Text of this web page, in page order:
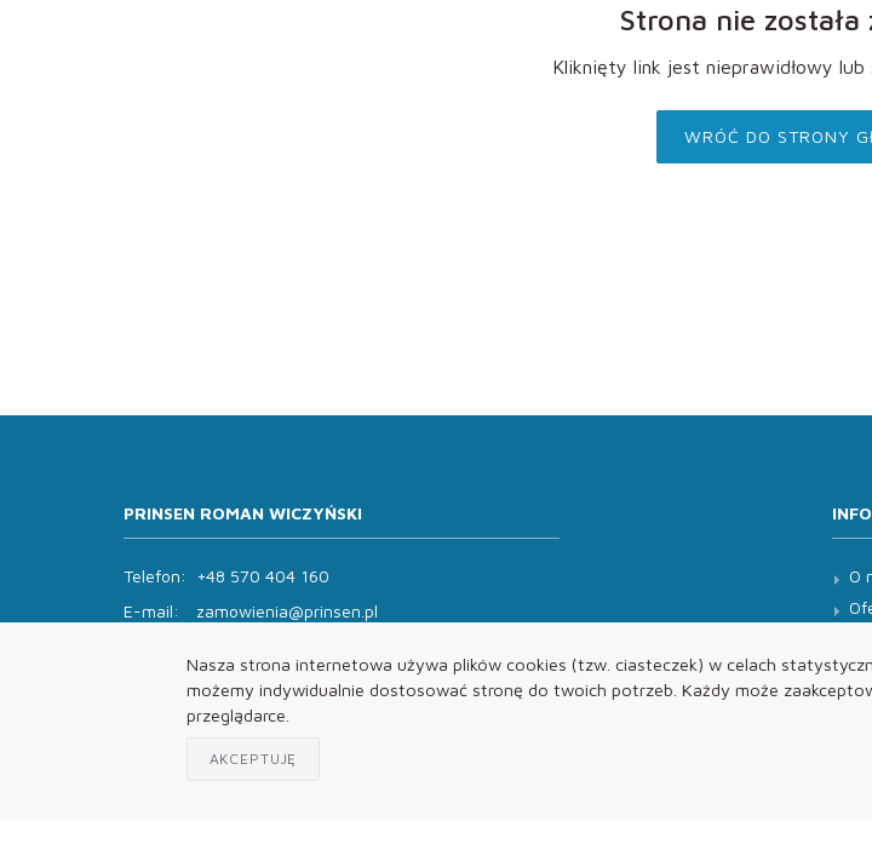
Nasza strona internetowa używa plików cookies (tzw. ciasteczek) w celach
możemy indywidualnie dostosować stronę do twoich potrzeb. Każdy może
przeglądarce.
AKCEPTUJĘ
Strona nie została
Kliknięty link jest nieprawidłowy lub
WRÓĆ DO STRONY
PRINSEN ROMAN WICZYŃSKI
Telefon:
+48 570 404 160
E-mail:
zamowienia@prinsen.pl
Pon - Pt: 8:00 - 14:00 Sob: zamknięte
O